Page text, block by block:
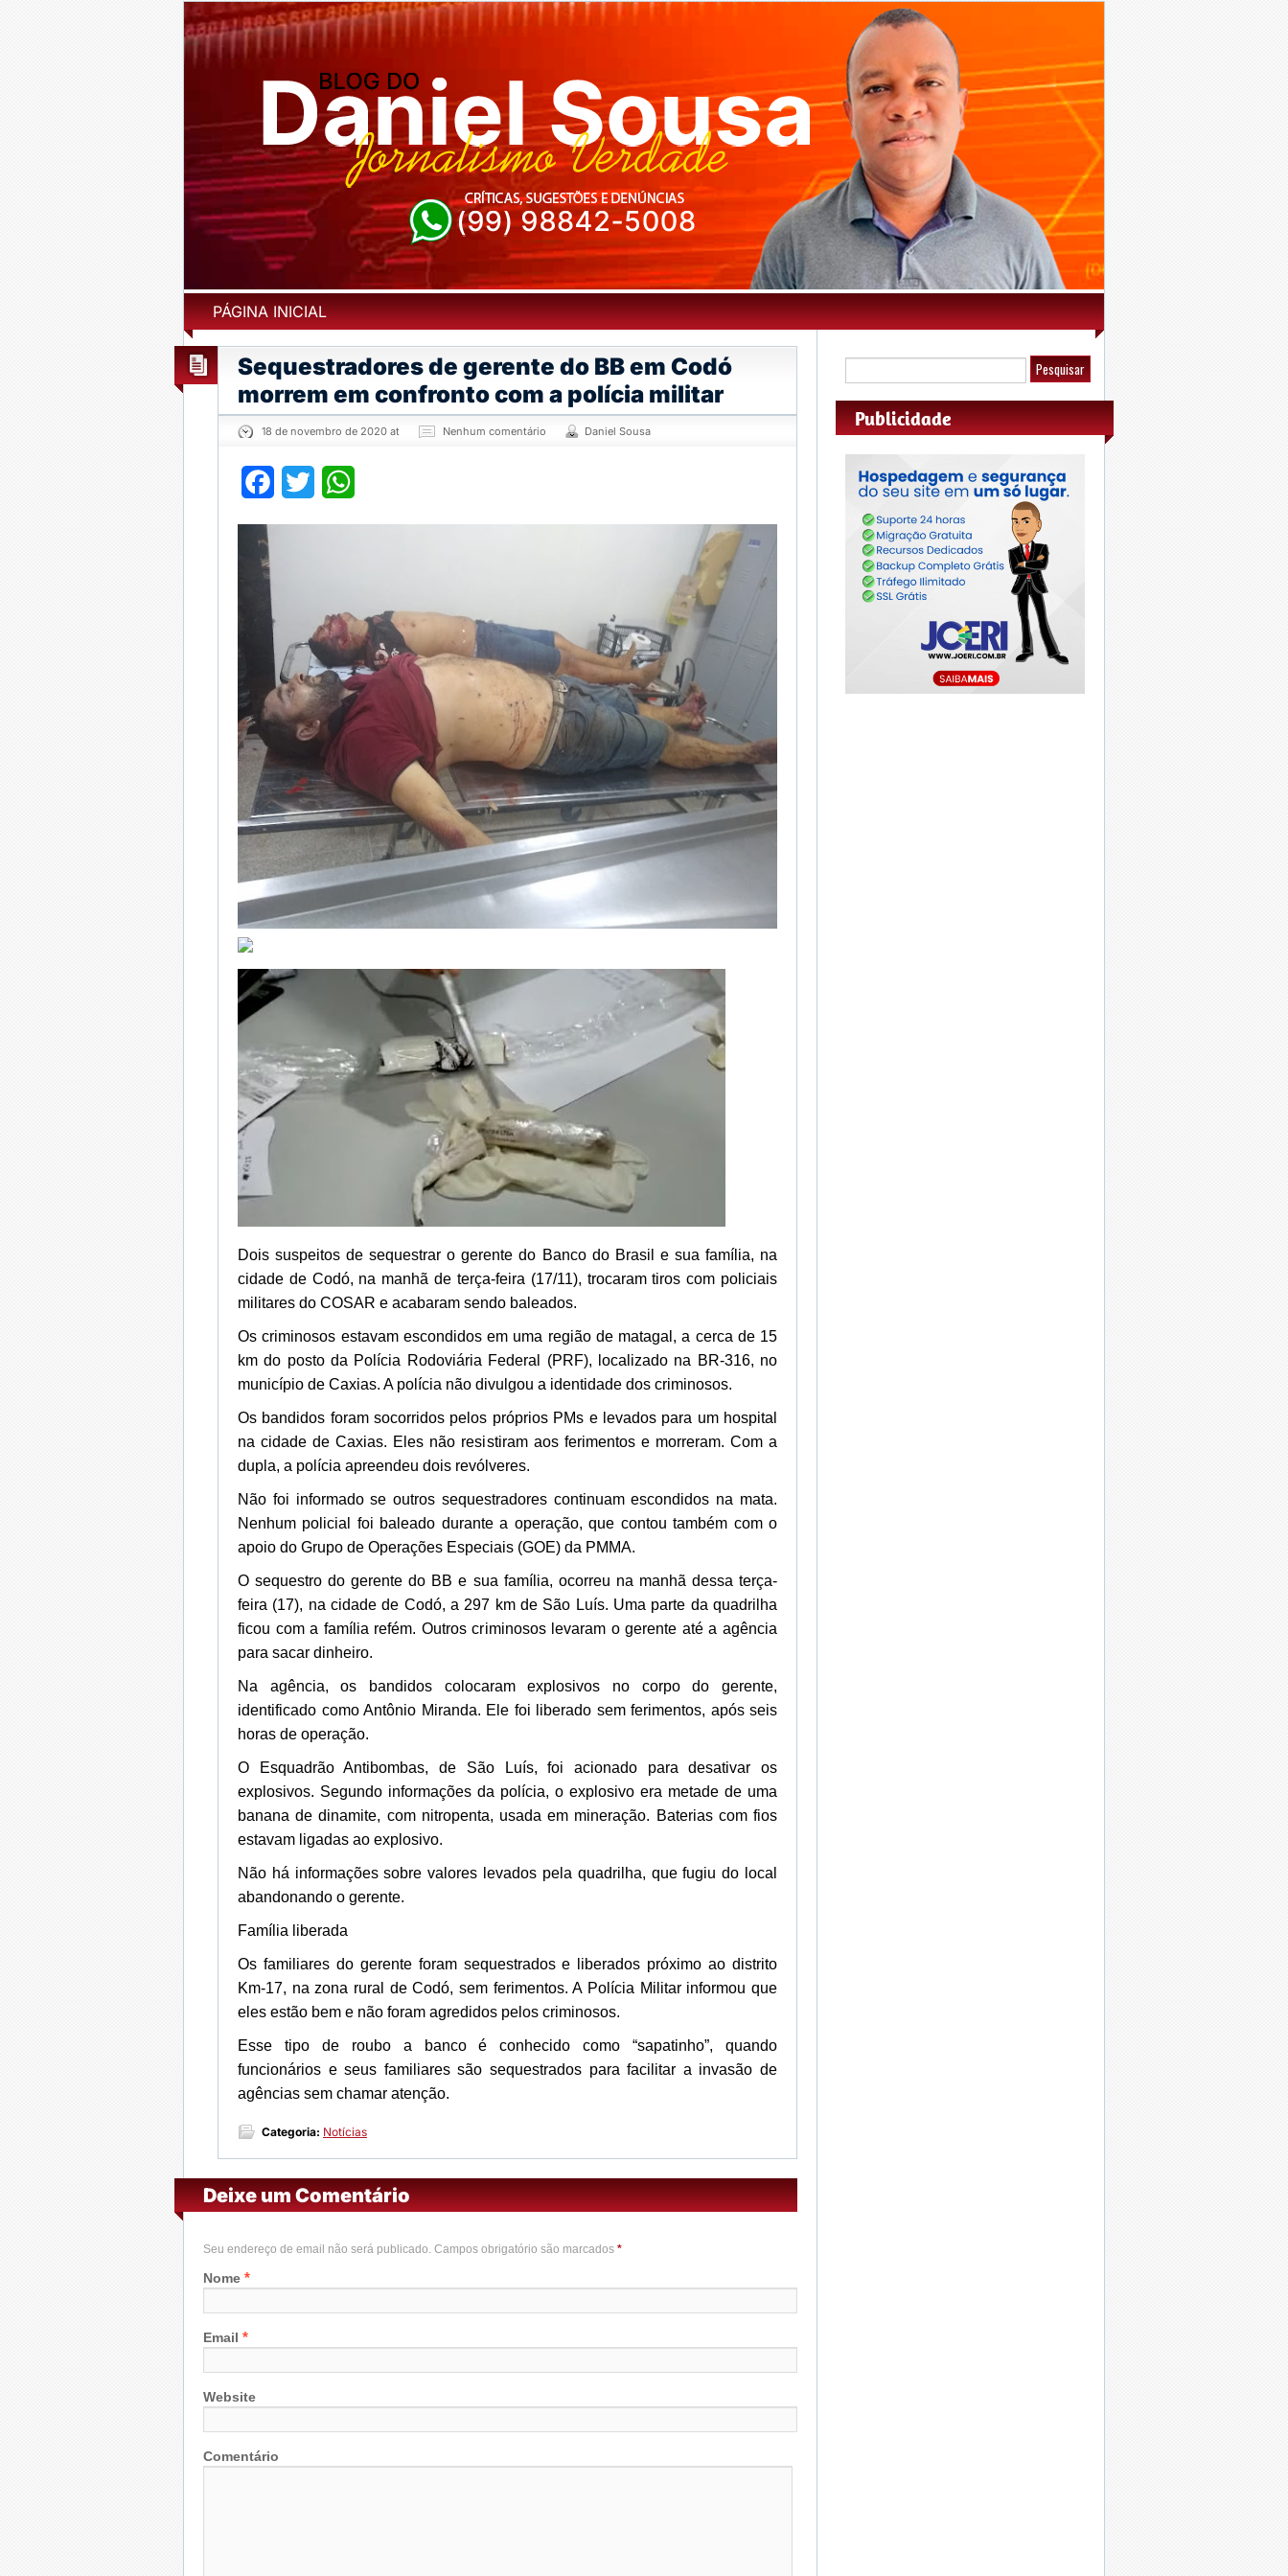
PÁGINA INICIAL
Sequestradores de gerente do BB em Codó
morrem em confronto com a polícia militar
18 de novembro de 2020 at Nenhum comentário Daniel Sousa
Facebook
Twitter
Dois suspeitos de sequestrar o gerente do Banco do Brasil e sua família, na
cidade de Codó, na manhã de terça-feira (17/11), trocaram tiros com policiais
militares do COSAR e acabaram sendo baleados.
Os criminosos estavam escondidos em uma região de matagal, a cerca de 15
km do posto da Polícia Rodoviária Federal (PRF), localizado na BR-316, no
município de Caxias. A polícia não divulgou a identidade dos criminosos.
Os bandidos foram socorridos pelos próprios PMs e levados para um hospital
na cidade de Caxias. Eles não resistiram aos ferimentos e morreram. Com a
dupla, a polícia apreendeu dois revólveres.
Não foi informado se outros sequestradores continuam escondidos na mata.
Nenhum policial foi baleado durante a operação, que contou também com o
apoio do Grupo de Operações Especiais (GOE) da PMMA.
O sequestro do gerente do BB e sua família, ocorreu na manhã dessa terça-
feira (17), na cidade de Codó, a 297 km de São Luís. Uma parte da quadrilha
ficou com a família refém. Outros criminosos levaram o gerente até a agência
para sacar dinheiro.
Na agência, os bandidos colocaram explosivos no corpo do gerente,
identificado como Antônio Miranda. Ele foi liberado sem ferimentos, após seis
horas de operação.
O Esquadrão Antibombas, de São Luís, foi acionado para desativar os
explosivos. Segundo informações da polícia, o explosivo era metade de uma
banana de dinamite, com nitropenta, usada em mineração. Baterias com fios
estavam ligadas ao explosivo.
Não há informações sobre valores levados pela quadrilha, que fugiu do local
abandonando o gerente.
Família liberada
Os familiares do gerente foram sequestrados e liberados próximo ao distrito
Km-17, na zona rural de Codó, sem ferimentos. A Polícia Militar informou que
eles estão bem e não foram agredidos pelos criminosos.
Esse tipo de roubo a banco é conhecido como “sapatinho”, quando
funcionários e seus familiares são sequestrados para facilitar a invasão de
agências sem chamar atenção.
Categoria: Notícias
Deixe um Comentário
Seu endereço de email não será publicado. Campos obrigatório são marcados *
Nome *
Email *
Website
Comentário
Publicidade